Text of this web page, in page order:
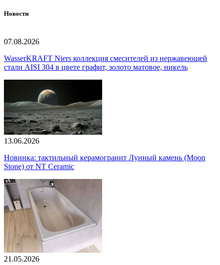
Новости
07.08.2026
WasserKRAFT Niers коллекция смесителей из нержавеющей
стали AISI 304 в цвете графит, золото матовое, никель
13.06.2026
Новинка: тактильный керамогранит Лунный камень (Moon
Stone) от NT Ceramic
21.05.2026